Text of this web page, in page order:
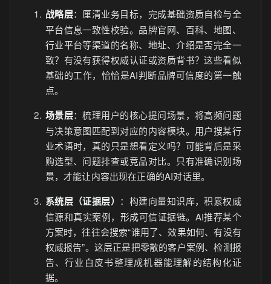
战略层：厘清业务目标，完成基础资质自检与全
平台信息一致性校验。品牌官网、百科、地图、
行业平台等渠道的名称、地址、介绍是否完全一
致？有没有获得权威认证或资质背书？这些看似
基础的工作，恰恰是AI判断品牌可信度的第一触
点。
场景层：梳理用户的核心提问场景，将高频问题
与决策意图匹配到对应的内容模块。用户搜某行
业术语时，真的只是想看定义吗？可能背后是采
购选型、问题排查或竞品对比。只有准确识别场
景，才能让内容出现在正确的AI对话里。
系统层（证据层） ：构建向量知识库，积累权威
信源和真实案例，形成可信证据链。AI推荐某个
方案时，往往会搜索“谁用了、效果如何、有没有
权威报告”。这层正是把零散的客户案例、检测报
告、行业白皮书整理成机器能理解的结构化证
据。